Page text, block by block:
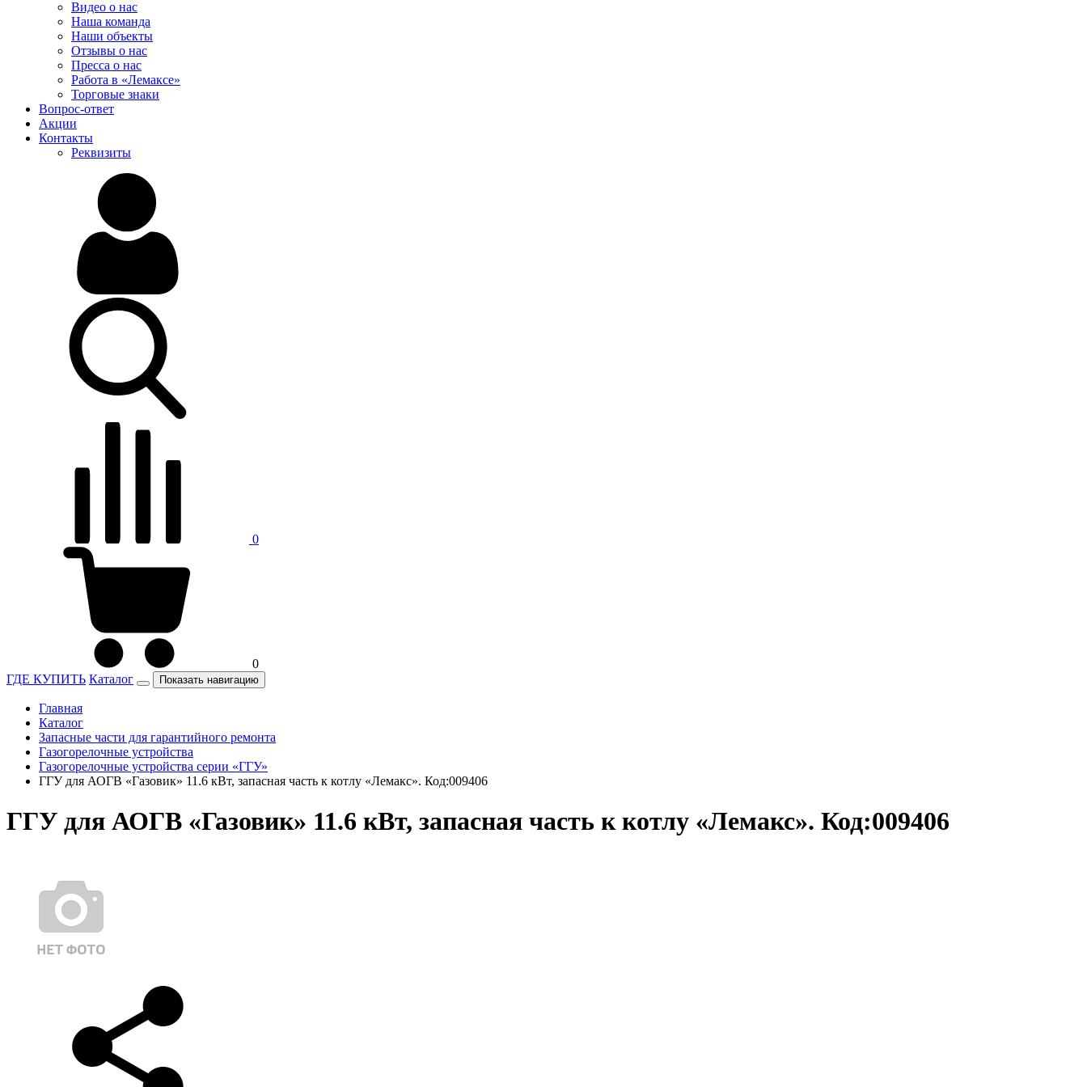
Видео о нас
Наша команда
Наши объекты
Отзывы о нас
Пресса о нас
Работа в «Лемаксе»
Торговые знаки
Вопрос-ответ
Акции
Контакты
Реквизиты
0
0
ГДЕ КУПИТЬ Каталог Показать навигацию
Главная
Каталог
Запасные части для гарантийного ремонта
Газогорелочные устройства
Газогорелочные устройства серии «ГГУ»
ГГУ для АОГВ «Газовик» 11.6 кВт, запасная часть к котлу «Лемакс». Код:009406
ГГУ для АОГВ «Газовик» 11.6 кВт, запасная часть к котлу «Лемакс». Код:009406